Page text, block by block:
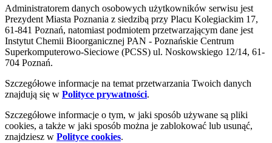
Administratorem danych osobowych użytkowników serwisu jest
Prezydent Miasta Poznania z siedzibą przy Placu Kolegiackim 17,
61-841 Poznań, natomiast podmiotem przetwarzającym dane jest
Instytut Chemii Bioorganicznej PAN - Poznańskie Centrum
Superkomputerowo-Sieciowe (PCSS) ul. Noskowskiego 12/14, 61-
704 Poznań.
Szczegółowe informacje na temat przetwarzania Twoich danych
znajdują się w Polityce prywatności.
Szczegółowe informacje o tym, w jaki sposób używane są pliki
cookies, a także w jaki sposób można je zablokować lub usunąć,
znajdziesz w Polityce cookies.